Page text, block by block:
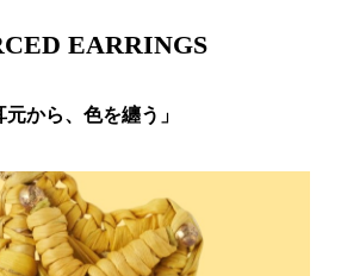
EARRINGS
元から、色を纏う」